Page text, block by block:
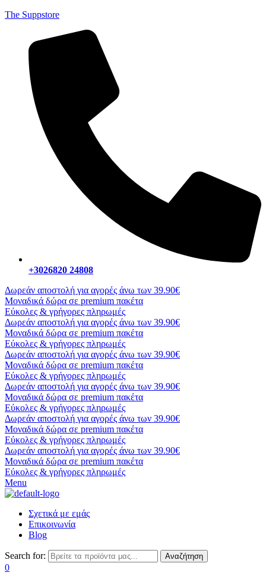
The Suppstore
+3026820 24808
Δωρεάν αποστολή για αγορές άνω των 39.90€
Μοναδικά δώρα σε premium πακέτα
Εύκολες & γρήγορες πληρωμές
Δωρεάν αποστολή για αγορές άνω των 39.90€
Μοναδικά δώρα σε premium πακέτα
Εύκολες & γρήγορες πληρωμές
Δωρεάν αποστολή για αγορές άνω των 39.90€
Μοναδικά δώρα σε premium πακέτα
Εύκολες & γρήγορες πληρωμές
Δωρεάν αποστολή για αγορές άνω των 39.90€
Μοναδικά δώρα σε premium πακέτα
Εύκολες & γρήγορες πληρωμές
Δωρεάν αποστολή για αγορές άνω των 39.90€
Μοναδικά δώρα σε premium πακέτα
Εύκολες & γρήγορες πληρωμές
Δωρεάν αποστολή για αγορές άνω των 39.90€
Μοναδικά δώρα σε premium πακέτα
Εύκολες & γρήγορες πληρωμές
Menu
Σχετικά με εμάς
Επικοινωνία
Blog
Search for: Αναζήτηση
0